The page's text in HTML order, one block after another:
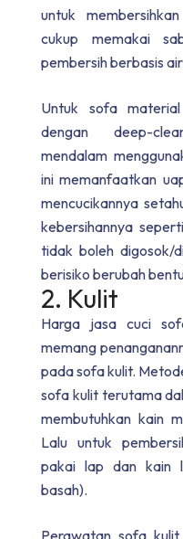
untuk
cukup memakai
pembersih berbasis
Untuk sofa
dengan deep-
mendalam
ini memanfaatkan
mencucikannya
kebersihannya
tidak boleh digosok/
berisiko berubah
2. Kulit
Harga jasa cuci
memang
pada sofa kulit.
sofa kulit terutama
membutuhkan kain
Lalu untuk
pakai lap dan kain
basah).